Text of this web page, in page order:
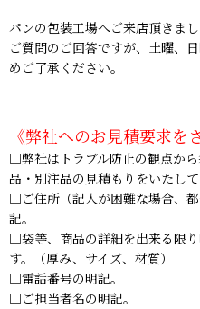
パンの包装工場へご来店頂きま
ご質問のご回答ですが、土曜、
めご了承ください。
《弊社へのお見積要求を
□弊社はトラブル防止の観点か
品・別注品の見積もりをいたして
□ご住所（記入が困難な場合、
記。
□袋等、商品の詳細を出来る限
す。（厚み、サイズ、材質）
□電話番号の明記。
□ご担当者名の明記。